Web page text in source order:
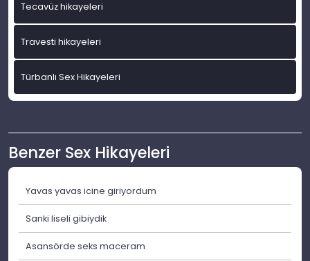
Tecavüz hikayeleri
Travesti hikayeleri
Türbanlı Sex Hikayeleri
Benzer Sex Hikayeleri
Yavas yavas icine giriyordum
Sanki liseli gibiydik
Asansörde seks maceram